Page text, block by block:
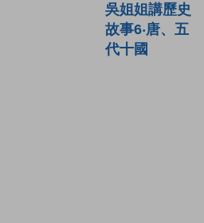
吳姐姐講歷史
故事6‧唐、五
代十國